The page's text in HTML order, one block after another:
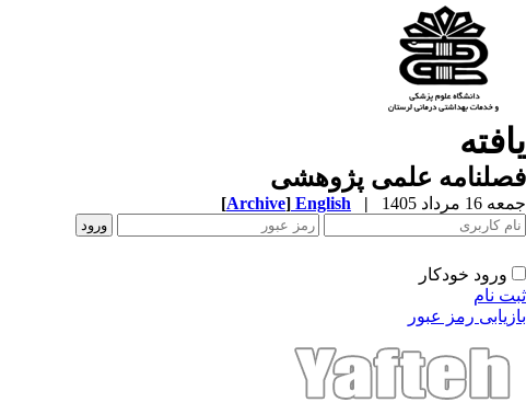
یافته
فصلنامه علمی پژوهشی
جمعه 16 مرداد 1405 |
English
[Archive]
ورود خودکار
ثبت نام
بازیابی رمز عبور